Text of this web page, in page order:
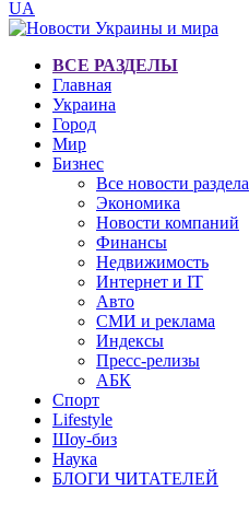
UA
ВСЕ РАЗДЕЛЫ
Главная
Украина
Город
Мир
Бизнес
Все новости раздела
Экономика
Новости компаний
Финансы
Недвижимость
Интернет и IT
Авто
СМИ и реклама
Индексы
Пресс-релизы
АБК
Спорт
Lifestyle
Шоу-биз
Наука
БЛОГИ ЧИТАТЕЛЕЙ